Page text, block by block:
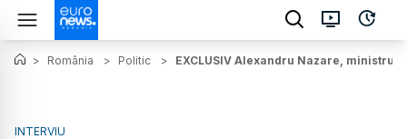
> România > Politic > EXCLUSIV Alexandru Nazare,
INTERVIU